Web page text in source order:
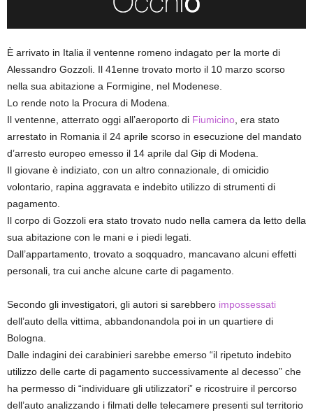
È arrivato in Italia il ventenne romeno indagato per la morte di
Alessandro Gozzoli. Il 41enne trovato morto il 10 marzo scorso
nella sua abitazione a Formigine, nel Modenese.
Lo rende noto la Procura di Modena.
Il ventenne, atterrato oggi all’aeroporto di Fiumicino , era stato
arrestato in Romania il 24 aprile scorso in esecuzione del mandato
d’arresto europeo emesso il 14 aprile dal Gip di Modena.
Il giovane è indiziato, con un altro connazionale, di omicidio
volontario, rapina aggravata e indebito utilizzo di strumenti di
pagamento.
Il corpo di Gozzoli era stato trovato nudo nella camera da letto della
sua abitazione con le mani e i piedi legati.
Dall’appartamento, trovato a soqquadro, mancavano alcuni effetti
personali, tra cui anche alcune carte di pagamento.
Secondo gli investigatori, gli autori si sarebbero impossessati
dell’auto della vittima, abbandonandola poi in un quartiere di
Bologna.
Dalle indagini dei carabinieri sarebbe emerso “il ripetuto indebito
utilizzo delle carte di pagamento successivamente al decesso” che
ha permesso di “individuare gli utilizzatori” e ricostruire il percorso
dell’auto analizzando i filmati delle telecamere presenti sul territorio